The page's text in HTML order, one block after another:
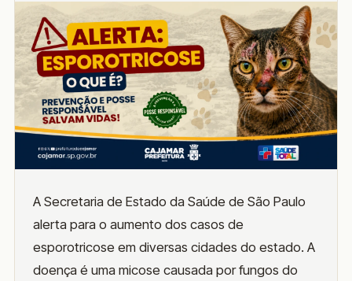
A Secretaria de Estado da Saúde de São Paulo
alerta para o aumento dos casos de
esporotricose em diversas cidades do estado. A
doença é uma micose causada por fungos do